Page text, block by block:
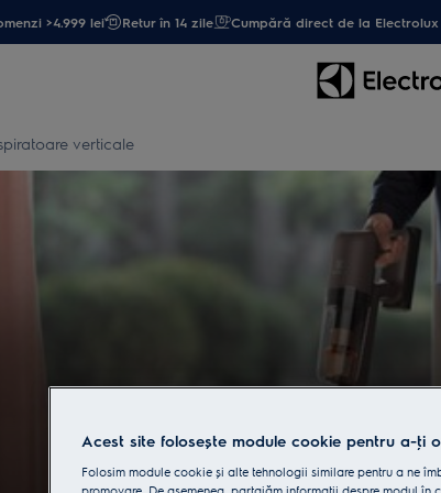
>4.999 lei Retur în 14 zile Cumpără direct de la Electrolux
verticale
Acest site folosește module cookie pentru a-ţi
Folosim module cookie și alte tehnologii similare pentru a ne